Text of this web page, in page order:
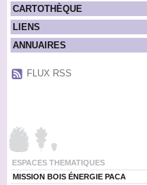
CARTOTHÈQUE
LIENS
ANNUAIRES
FLUX RSS
ESPACES THEMATIQUES
MISSION BOIS ÉNERGIE PACA